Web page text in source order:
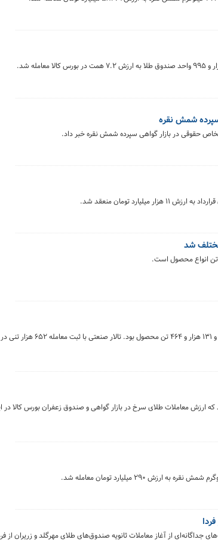
شمش نقره
حقوقی در بازار گواهی سپرده شمش نقره خبر داد.
بورس کالای ایران در روز دوشنبه ۵ مردادماه ۱۴۰۵ میزبان